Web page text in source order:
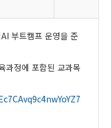
부트캠프 운영을 준
과정에 포함된 교과목